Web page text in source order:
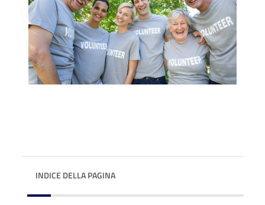
INDICE DELLA PAGINA